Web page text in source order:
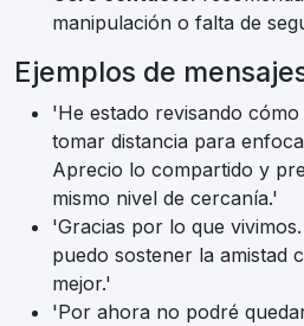
manipulación o falta de
Ejemplos de
'He estado revisando
tomar distancia para
Aprecio lo compartido y
mismo nivel de cercanía.'
'Gracias por lo que
puedo sostener la amistad
mejor.'
'Por ahora no podré